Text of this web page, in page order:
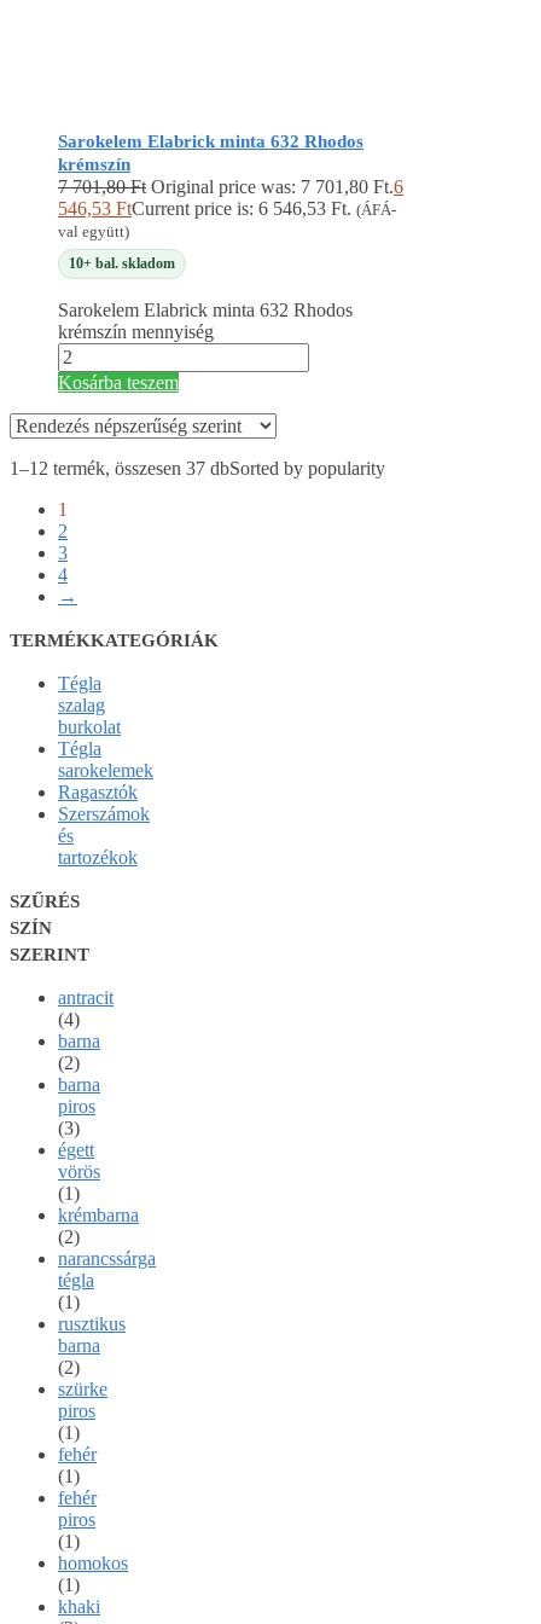
Sarokelem Elabrick minta 632 Rhodos
krémszín
7 701,80Ft Original price was: 7 701,80 Ft.6
546,53 FtCurrent price is: 6 546,53 Ft. (ÁFÁ-
val együtt)
10+ bal. skladom
Sarokelem Elabrick minta 632 Rhodos
krémszín mennyiség
Kosárba teszem
1–12 termék, összesen 37 dbSorted by popularity
1
2
3
4
→
TERMÉKKATEGÓRIÁK
Tégla
szalag
burkolat
Tégla
sarokelemek
Ragasztók
Szerszámok
és
tartozékok
SZŰRÉS
SZÍN
SZERINT
antracit
(4)
barna
(2)
barna
piros
(3)
égett
vörös
(1)
krémbarna
(2)
narancssárga
tégla
(1)
rusztikus
barna
(2)
szürke
piros
(1)
fehér
(1)
fehér
piros
(1)
homokos
(1)
khaki